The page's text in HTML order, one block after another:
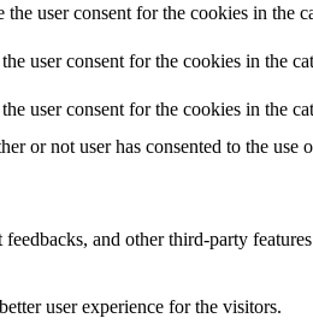
user consent for the cookies in the
user consent for the cookies in the
user consent for the cookies in the
or not user has consented to the use
and other third-party
user experience for the visitors.